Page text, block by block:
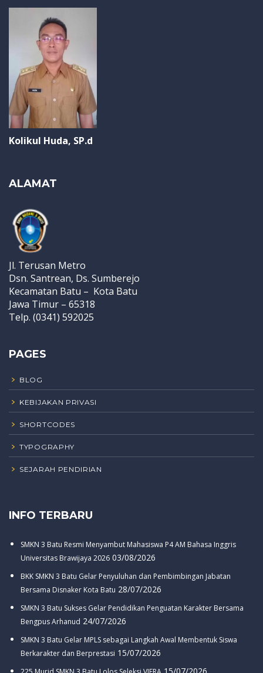
Kolikul Huda, SP.d
ALAMAT
Jl. Terusan Metro
Dsn. Santrean, Ds. Sumberejo
Kecamatan Batu – Kota Batu
Jawa Timur – 65318
Telp. (0341) 592025
PAGES
BLOG
KEBIJAKAN PRIVASI
SHORTCODES
TYPOGRAPHY
SEJARAH PENDIRIAN
INFO TERBARU
SMKN 3 Batu Resmi Menyambut Mahasiswa P4 AM Bahasa Inggris
Universitas Brawijaya 2026 03/08/2026
BKK SMKN 3 Batu Gelar Penyuluhan dan Pembimbingan Jabatan
Bersama Disnaker Kota Batu 28/07/2026
SMKN 3 Batu Sukses Gelar Pendidikan Penguatan Karakter Bersama
Bengpus Arhanud 24/07/2026
SMKN 3 Batu Gelar MPLS sebagai Langkah Awal Membentuk Siswa
Berkarakter dan Berprestasi 15/07/2026